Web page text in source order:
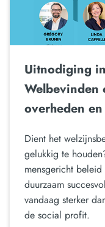
Uitnodiging
Welbevinden
overheden
Dient het
gelukkig te
mensgericht
duurzaam
vandaag sterker
de social profit.